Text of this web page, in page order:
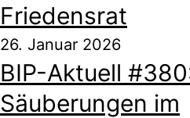
Friedensrat
26. Januar 2026
BIP-Aktuell
Säuberungen im